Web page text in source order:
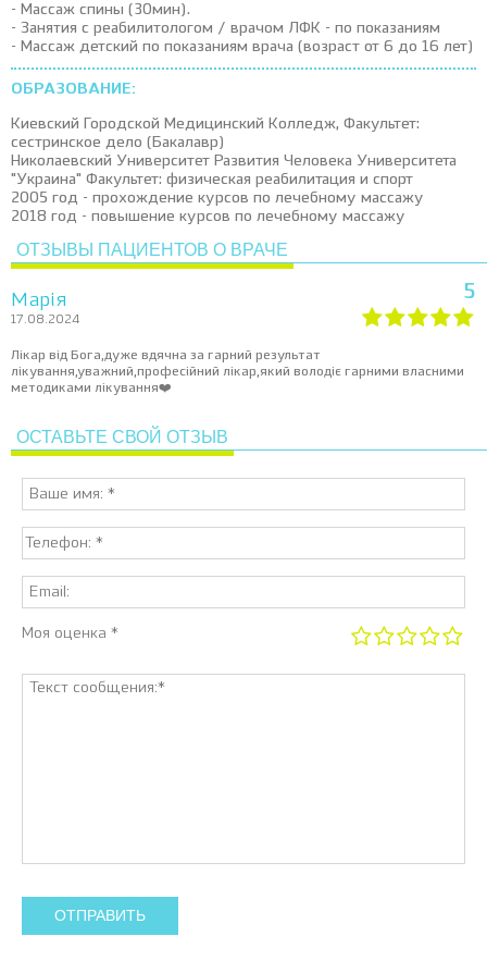
- Массаж спины (30мин).
- Занятия с реабилитологом / врачом ЛФК - по показаниям
- Массаж детский по показаниям врача (возраст от 6 до 16 лет)
ОБРАЗОВАНИЕ:
Киевский Городской Медицинский Колледж, Факультет:
сестринское дело (Бакалавр)
Николаевский Университет Развития Человека Университета
"Украина" Факультет: физическая реабилитация и спорт
2005 год - прохождение курсов по лечебному массажу
2018 год - повышение курсов по лечебному массажу
ОТЗЫВЫ ПАЦИЕНТОВ О ВРАЧЕ
Марія
17.08.2024
5
Лікар від Бога,дуже вдячна за гарний результат
лікування,уважний,професійний лікар,який володіє гарними власними
методиками лікування❤️
ОСТАВЬТЕ СВОЙ ОТЗЫВ
Моя оценка *
ОТПРАВИТЬ